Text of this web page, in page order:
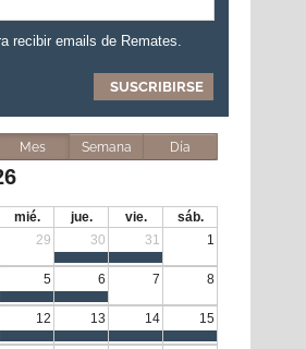
recibir emails de Remates.
Mes Semana Día
mié. jue. vie.
sáb.
29 30 31 1
5 6 7 8
12 13 14 15